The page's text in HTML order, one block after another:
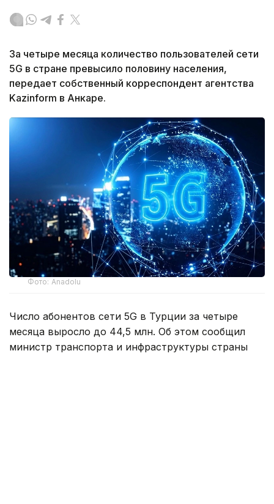
За четыре месяца количество пользователей сети
5G в стране превысило половину населения,
передает собственный корреспондент агентства
Kazinform в Анкаре.
Фото: Anadolu
Число абонентов сети 5G в Турции за четыре
месяца выросло до 44,5 млн. Об этом сообщил
министр транспорта и инфраструктуры страны